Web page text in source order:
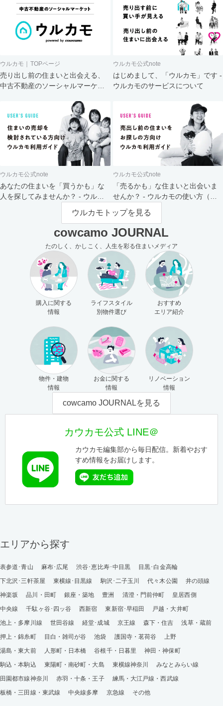
ウルカモ｜TOPページ
売り出し前の住まいと出会える、
中古不動産のソーシャルマーケッ
ウルカモ公式note
はじめまして、「ウルカモ」です -
ウルカモのサービスについて
ウルカモ公式note
あなたの住まいを「買うかも」な
人を探してみませんか？ - ウルカ
ウルカモ公式note
「売るかも」な住まいと出会いま
せんか？ - ウルカモの使い方（買
主さま向け）
ウルカモトップを見る
cowcamo JOURNAL
たのしく、かしこく、人生を彩る住まいメディア
購入に関する
情報
ライフスタイル
別物件選び
おすすめ
エリア紹介
物件・建物
情報
お金に関する
情報
リノベーション
情報
cowcamo JOURNALを見る
カウカモ公式 LINE＠
カウカモ編集部から毎日配信。新着やおす
すめ情報をお届けします。
エリアから探す
表参道･青山 麻布･広尾 渋谷･恵比寿･中目黒
目黒･白金高輪
下北沢･三軒茶屋
東横線･目黒線 駒沢･二子玉川 代々木公園
井の頭線
神楽坂
品川・田町 銀座・築地 豊洲 清澄・門前仲町
皇居西側
中央線
千駄ヶ谷･四ッ谷 西新宿 東新宿･早稲田
戸越・大井町
池上・多摩川線
世田谷線 経堂･成城 京王線 森下・住吉
浅草・蔵前
押上・錦糸町
目白・雑司が谷 池袋 護国寺・茗荷谷
上野
湯島・東大前
人形町・日本橋 谷根千・日暮里
神田・神保町
駒込・本駒込
東陽町・南砂町・大島 東横線神奈川
みなとみらい線
田園都市線神奈川
赤羽・十条・王子
練馬・大江戸線・西武線
板橋・三田線・東武線
中央線多摩 京急線 その他